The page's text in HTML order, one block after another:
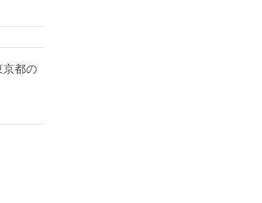
都の